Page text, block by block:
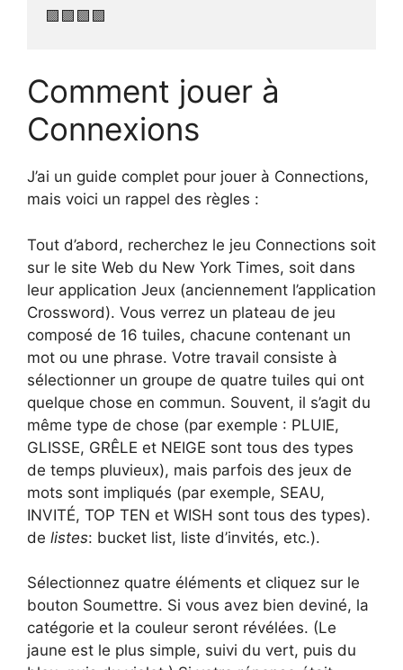
🟪🟪🟪🟪
Comment jouer à
Connexions
J’ai un guide complet pour jouer à Connections,
mais voici un rappel des règles :
Tout d’abord, recherchez le jeu Connections soit
sur le site Web du New York Times, soit dans
leur application Jeux (anciennement l’application
Crossword). Vous verrez un plateau de jeu
composé de 16 tuiles, chacune contenant un
mot ou une phrase. Votre travail consiste à
sélectionner un groupe de quatre tuiles qui ont
quelque chose en commun. Souvent, il s’agit du
même type de chose (par exemple : PLUIE,
GLISSE, GRÊLE et NEIGE sont tous des types
de temps pluvieux), mais parfois des jeux de
mots sont impliqués (par exemple, SEAU,
INVITÉ, TOP TEN et WISH sont tous des types).
de listes: bucket list, liste d’invités, etc.).
Sélectionnez quatre éléments et cliquez sur le
bouton Soumettre. Si vous avez bien deviné, la
catégorie et la couleur seront révélées. (Le
jaune est le plus simple, suivi du vert, puis du